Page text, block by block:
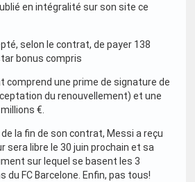
en intégralité sur son site ce
selon le contrat, de payer 138
bonus compris
comprend une prime de signature de
du renouvellement) et une
€.
la fin de son contrat, Messi a reçu
sera libre le 30 juin prochain et sa
sur lequel se basent les 3
du FC Barcelone. Enfin, pas tous!